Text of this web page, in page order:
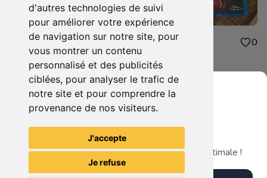
d'autres technologies de suivi
pour améliorer votre expérience
de navigation sur notre site, pour
vous montrer un contenu
personnalisé et des publicités
ciblées, pour analyser le trafic de
notre site et pour comprendre la
provenance de nos visiteurs.
J'accepte
Je refuse
2.50€ 0
Cliverfield
3.00€ 0
Voir tous les articles du vendeur
Grenier du Geek
Télécharge notre app pour une expérience optimale !